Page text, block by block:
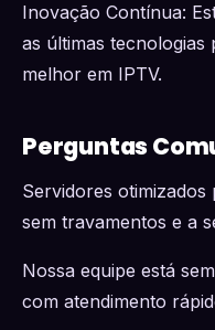
Inovação Contínua:
as últimas
melhor em IPTV.
Perguntas
Servidores
sem travamentos e a
Nossa equipe está
com atendimento